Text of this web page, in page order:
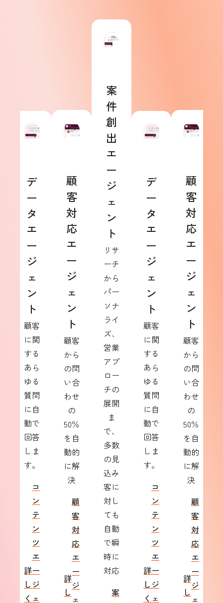
デ
ー
タ
エ
ー
ジ
ェ
ン
ト
顧客
に関
する
あら
ゆる
質問
に自
動で
回答
しま
す。
詳
し
く
コ
ン
テ
ン
ツ
エ
ー
ジ
ェ
顧
客
対
応
エ
ー
ジ
ェ
ン
ト
顧客
から
の問
い合
わせ
の
50％
を自
動的
に解
決
詳
し
顧
客
対
応
エ
ー
ジ
ェ
案
件
創
出
エ
ー
ジ
ェ
ン
ト
リサ
ーチ
から
パー
ソナ
ライ
ズ、
営業
アプ
ロー
チの
展開
ま
で、
多数
の見
込み
客に
対し
ても
自動
で瞬
時に
対応
案
デ
ー
タ
エ
ー
ジ
ェ
ン
ト
顧客
に関
する
あら
ゆる
質問
に自
動で
回答
しま
す。
詳
し
く
コ
ン
テ
ン
ツ
エ
ー
ジ
ェ
顧
客
対
応
エ
ー
ジ
ェ
ン
ト
顧客
から
の問
い合
わせ
の
50％
を自
動的
に解
決
詳
し
顧
客
対
応
エ
ー
ジ
ェ